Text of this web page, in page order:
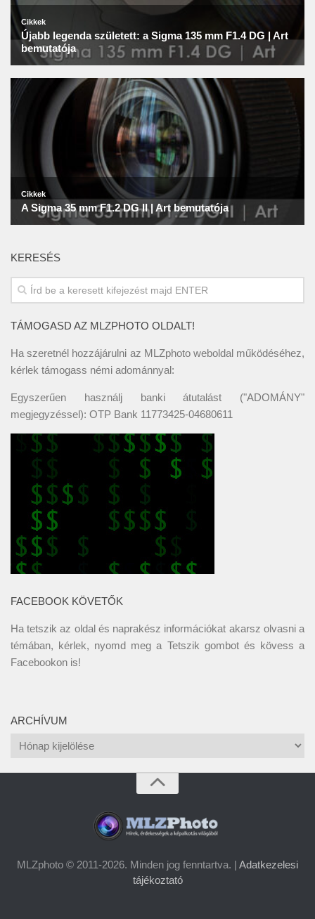
KERESÉS
TÁMOGASD AZ MLZPHOTO OLDALT!
Ha szeretnél hozzájárulni az MLZphoto weboldal működéséhez,
kérlek támogass némi adománnyal:
Egyszerűen használj banki átutalást ("ADOMÁNY"
megjegyzéssel): OTP Bank 11773425-04680611
FACEBOOK KÖVETŐK
Ha tetszik az oldal és naprakész információkat akarsz olvasni a
témában, kérlek, nyomd meg a Tetszik gombot és kövess a
Facebookon is!
ARCHÍVUM
Archívum
MLZphoto © 2011-2026. Minden jog fenntartva. | Adatkezelesi
tájékoztató